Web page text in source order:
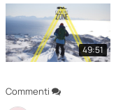
Commenti
49:51